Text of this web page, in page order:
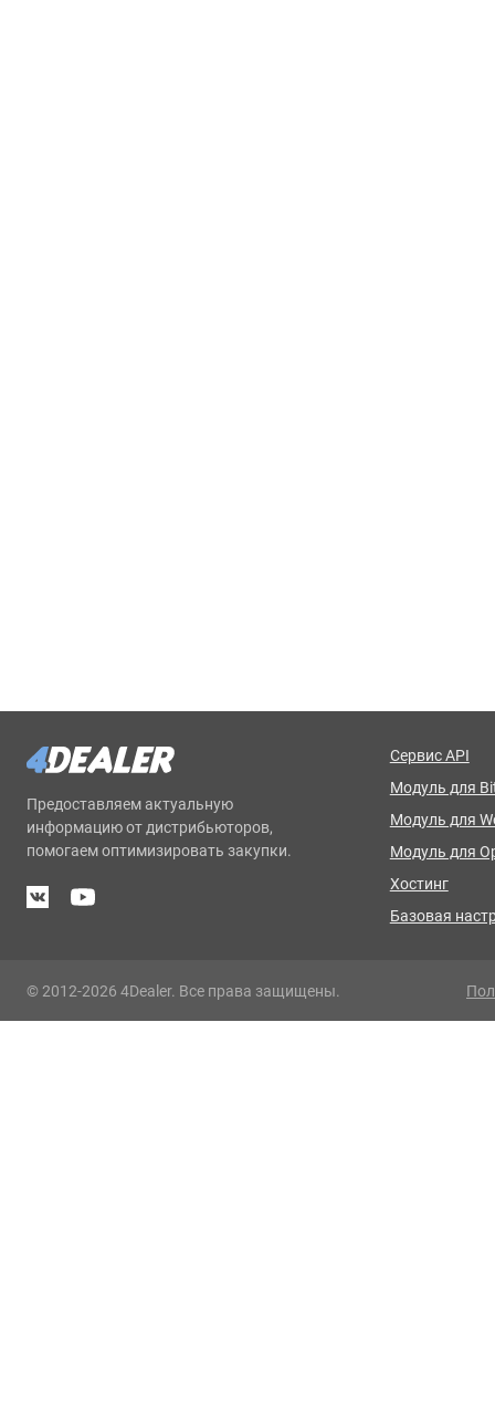
Предоставляем актуальную
информацию от дистрибьюторов,
помогаем оптимизировать закупки.
Сервис API
Модуль для
Модуль для
Модуль для
Хостинг
Базовая
© 2012-2026 4Dealer. Все права защищены.